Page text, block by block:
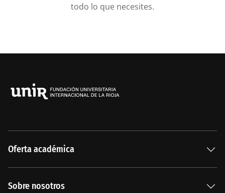
todo lo que necesites.
Oferta académica
Sobre nosotros